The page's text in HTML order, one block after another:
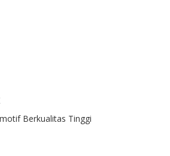
Berkualitas Tinggi